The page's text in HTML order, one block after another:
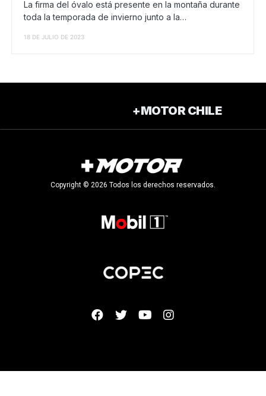
La firma del óvalo está presente en la montaña durante
toda la temporada de invierno junto a la…
18 DE JULIO DE 2023
+MOTOR CHILE
Copyright © 2026 Todos los derechos reservados.